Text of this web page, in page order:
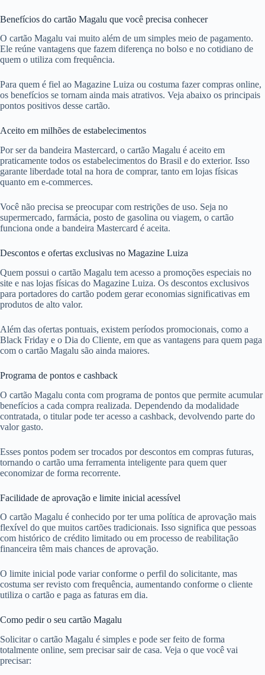
Benefícios do cartão Magalu que você precisa conhecer
O cartão Magalu vai muito além de um simples meio de pagamento.
Ele reúne vantagens que fazem diferença no bolso e no cotidiano de
quem o utiliza com frequência.
Para quem é fiel ao Magazine Luiza ou costuma fazer compras online,
os benefícios se tornam ainda mais atrativos. Veja abaixo os principais
pontos positivos desse cartão.
Aceito em milhões de estabelecimentos
Por ser da bandeira Mastercard, o cartão Magalu é aceito em
praticamente todos os estabelecimentos do Brasil e do exterior. Isso
garante liberdade total na hora de comprar, tanto em lojas físicas
quanto em e-commerces.
Você não precisa se preocupar com restrições de uso. Seja no
supermercado, farmácia, posto de gasolina ou viagem, o cartão
funciona onde a bandeira Mastercard é aceita.
Descontos e ofertas exclusivas no Magazine Luiza
Quem possui o cartão Magalu tem acesso a promoções especiais no
site e nas lojas físicas do Magazine Luiza. Os descontos exclusivos
para portadores do cartão podem gerar economias significativas em
produtos de alto valor.
Além das ofertas pontuais, existem períodos promocionais, como a
Black Friday e o Dia do Cliente, em que as vantagens para quem paga
com o cartão Magalu são ainda maiores.
Programa de pontos e cashback
O cartão Magalu conta com programa de pontos que permite acumular
benefícios a cada compra realizada. Dependendo da modalidade
contratada, o titular pode ter acesso a cashback, devolvendo parte do
valor gasto.
Esses pontos podem ser trocados por descontos em compras futuras,
tornando o cartão uma ferramenta inteligente para quem quer
economizar de forma recorrente.
Facilidade de aprovação e limite inicial acessível
O cartão Magalu é conhecido por ter uma política de aprovação mais
flexível do que muitos cartões tradicionais. Isso significa que pessoas
com histórico de crédito limitado ou em processo de reabilitação
financeira têm mais chances de aprovação.
O limite inicial pode variar conforme o perfil do solicitante, mas
costuma ser revisto com frequência, aumentando conforme o cliente
utiliza o cartão e paga as faturas em dia.
Como pedir o seu cartão Magalu
Solicitar o cartão Magalu é simples e pode ser feito de forma
totalmente online, sem precisar sair de casa. Veja o que você vai
precisar: